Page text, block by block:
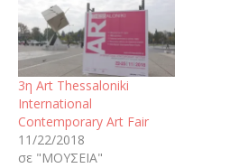
3η Art Thessaloniki
International
Contemporary Art Fair
11/22/2018
σε "ΜΟΥΣΕΙΑ"